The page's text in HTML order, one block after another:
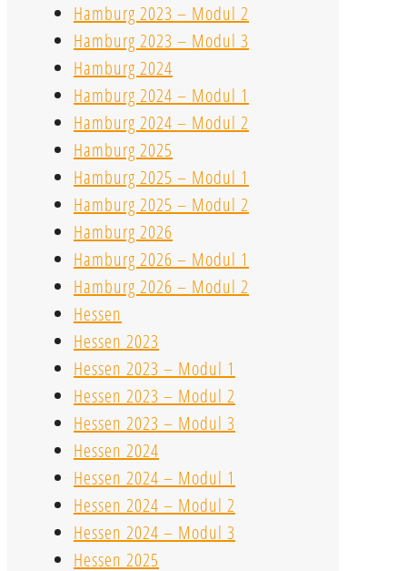
Hamburg 2023 – Modul 2
Hamburg 2023 – Modul 3
Hamburg 2024
Hamburg 2024 – Modul 1
Hamburg 2024 – Modul 2
Hamburg 2025
Hamburg 2025 – Modul 1
Hamburg 2025 – Modul 2
Hamburg 2026
Hamburg 2026 – Modul 1
Hamburg 2026 – Modul 2
Hessen
Hessen 2023
Hessen 2023 – Modul 1
Hessen 2023 – Modul 2
Hessen 2023 – Modul 3
Hessen 2024
Hessen 2024 – Modul 1
Hessen 2024 – Modul 2
Hessen 2024 – Modul 3
Hessen 2025